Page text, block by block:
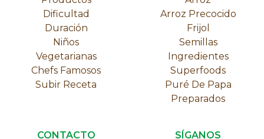
Dificultad
Duración
Niños
Vegetarianas
Chefs Famosos
Subir Receta
Arroz Precocido
Frijol
Semillas
Ingredientes
Superfoods
Puré De Papa
Preparados
CONTACTO SÍGANOS